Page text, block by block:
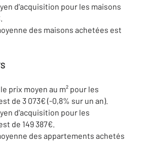
d'acquisition pour les maisons
des maisons achetées est
prix moyen au m² pour les
de 3 073€ (-0,8% sur un an).
d'acquisition pour les
de 149 387€.
des appartements achetés